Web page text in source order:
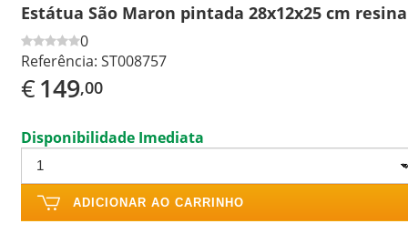
Estátua São Maron pintada 28x12x25 cm resina
0
Referência: ST008757
€149,00
Disponibilidade Imediata
ADICIONAR AO CARRINHO